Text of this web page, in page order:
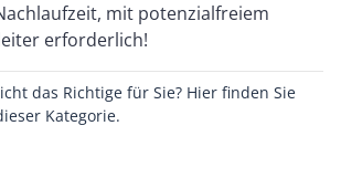
mit potenzialfreiem
erforderlich!
das Richtige für Sie? Hier finden Sie
Kategorie.